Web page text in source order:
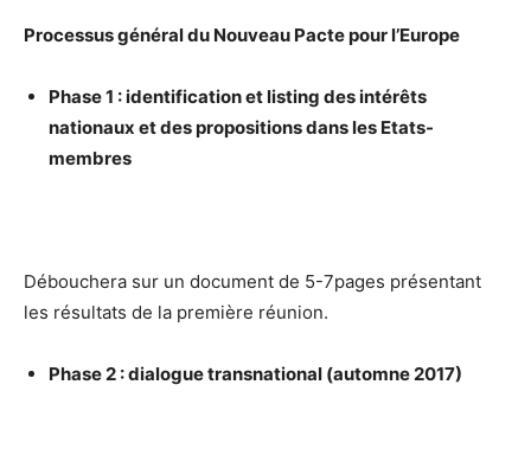
Processus général du Nouveau Pacte pour l’Europe
Phase 1 : identification et listing des intérêts
nationaux et des propositions dans les Etats-
membres
Débouchera sur un document de 5-7pages présentant
les résultats de la première réunion.
Phase 2 : dialogue transnational (automne 2017)